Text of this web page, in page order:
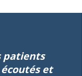
patients
et